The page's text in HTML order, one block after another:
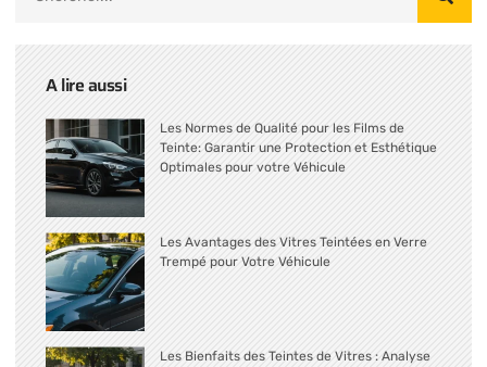
A lire aussi
Les Normes de Qualité pour les Films de
Teinte: Garantir une Protection et Esthétique
Optimales pour votre Véhicule
Les Avantages des Vitres Teintées en Verre
Trempé pour Votre Véhicule
Les Bienfaits des Teintes de Vitres : Analyse